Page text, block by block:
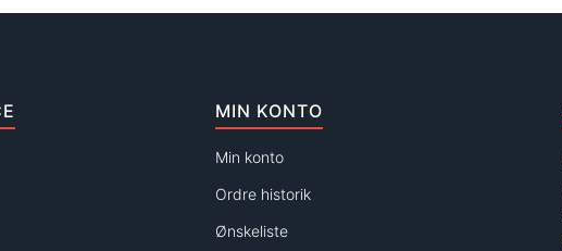
MIN KONTO
Min konto
Ordre historik
Ønskeliste